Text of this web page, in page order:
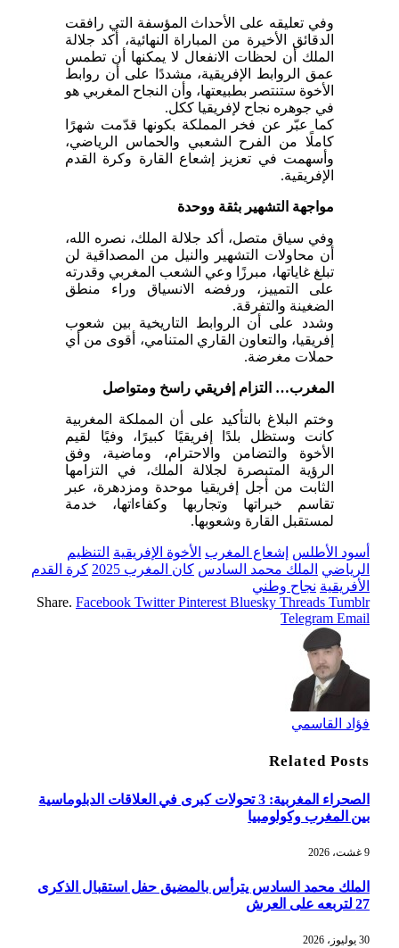
وفي تعليقه على الأحداث المؤسفة التي رافقت
الدقائق الأخيرة من المباراة النهائية، أكد جلالة
الملك أن لحظات الانفعال لا يمكنها أن تطمس
عمق الروابط الإفريقية، مشددًا على أن روابط
الأخوة ستنتصر بطبيعتها، وأن النجاح المغربي هو
في جوهره نجاح لإفريقيا ككل.
كما عبّر عن فخر المملكة بكونها قدّمت شهرًا
كاملًا من الفرح الشعبي والحماس الرياضي،
وأسهمت في تعزيز إشعاع القارة وكرة القدم
الإفريقية.
مواجهة التشهير بثقة ووحدة
وفي سياق متصل، أكد جلالة الملك، نصره الله،
أن محاولات التشهير والنيل من المصداقية لن
تبلغ غاياتها، مبرزًا وعي الشعب المغربي وقدرته
على التمييز، ورفضه الانسياق وراء منطق
الضغينة والتفرقة.
وشدد على أن الروابط التاريخية بين شعوب
إفريقيا، والتعاون القاري المتنامي، أقوى من أي
حملات مغرضة.
المغرب… التزام إفريقي راسخ ومتواصل
وختم البلاغ بالتأكيد على أن المملكة المغربية
كانت وستظل بلدًا إفريقيًا كبيرًا، وفيًا لقيم
الأخوة والتضامن والاحترام، وماضية، وفق
الرؤية المتبصرة لجلالة الملك، في التزامها
الثابت من أجل إفريقيا موحدة ومزدهرة، عبر
تقاسم خبراتها وتجاربها وكفاءاتها، خدمة
لمستقبل القارة وشعوبها.
أسود الأطلس إشعاع المغرب الأخوة الإفريقية التنظيم
الرياضي الملك محمد السادس كان المغرب 2025
كرة القدم
الأفريقية نجاح وطني
Share. Facebook Twitter Pinterest Bluesky Threads Tumblr
Telegram Email
فؤاد القاسمي
Related Posts
الصحراء المغربية: 3 تحولات كبرى في العلاقات الدبلوماسية
بين المغرب وكولومبيا
9 غشت، 2026
الملك محمد السادس يترأس بالمضيق حفل استقبال الذكرى
27 لتربعه على العرش
30 يوليوز، 2026